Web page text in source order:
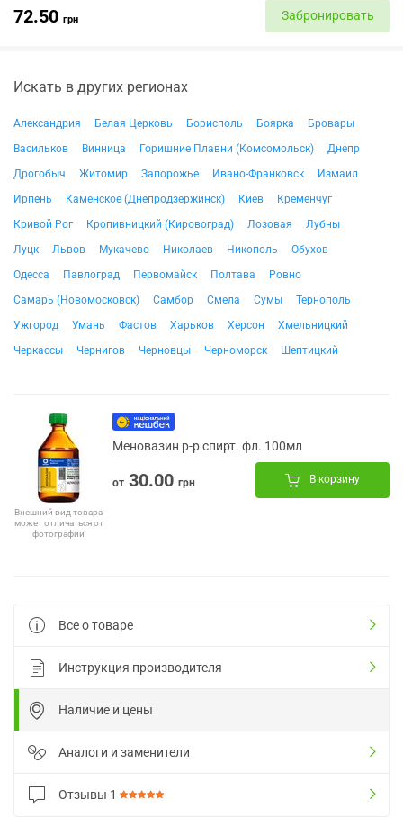
72.50 грн Забронировать
Искать в других регионах
Александрия Белая Церковь Борисполь Боярка
Бровары
Васильков
Винница Горишние Плавни (Комсомольск)
Днепр
Дрогобыч
Житомир Запорожье Ивано-Франковск
Измаил
Ирпень
Каменское (Днепродзержинск) Киев
Кременчуг
Кривой Рог
Кропивницкий (Кировоград) Лозовая
Лубны
Луцк
Львов Мукачево Николаев Никополь
Обухов
Одесса
Павлоград Первомайск Полтава
Ровно
Самарь (Новомосковск)
Самбор Смела Сумы
Тернополь
Ужгород
Умань Фастов Харьков Херсон
Хмельницкий
Черкассы
Чернигов Черновцы Черноморск Шептицкий
Внешний вид товара
может отличаться от
фотографии
Меновазин р-р спирт. фл. 100мл
от 30.00 грн В корзину
Все о товаре
Инструкция производителя
Наличие и цены
Аналоги и заменители
Отзывы 1